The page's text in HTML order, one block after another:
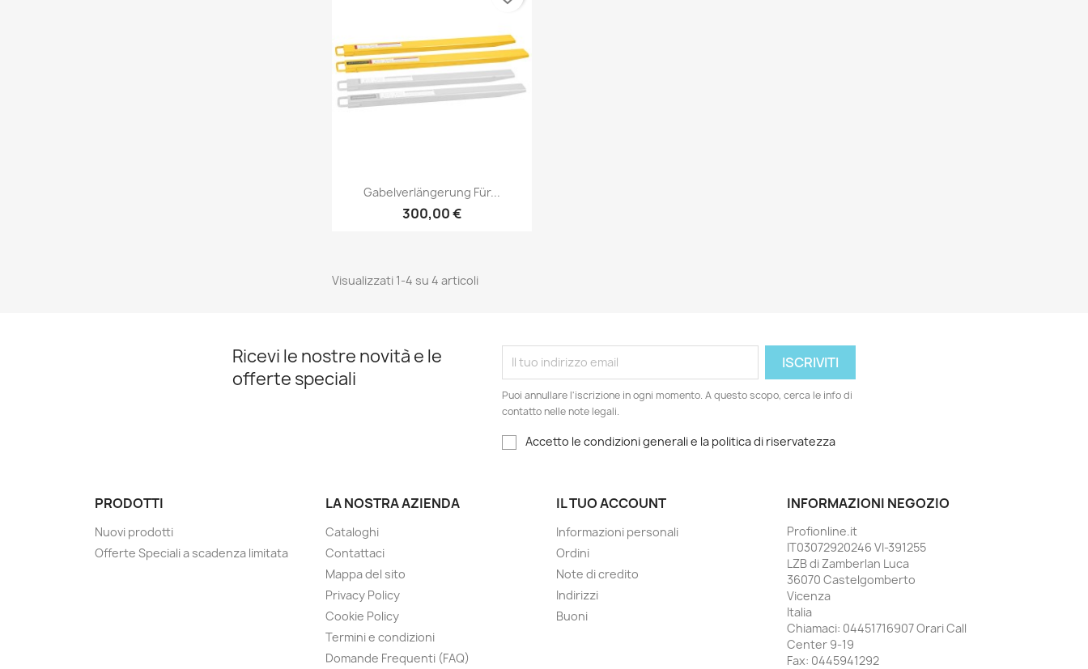
Anteprima
Gabelverlängerung Für...
300,00 €
Visualizzati 1-4 su 4 articoli
Ricevi le nostre novità e le
offerte speciali
Puoi annullare l'iscrizione in ogni momento. A questo scopo, cerca le info di
contatto nelle note legali.
Accetto le condizioni generali e la politica di riservatezza
PRODOTTI
Nuovi prodotti
Offerte Speciali a scadenza limitata
LA NOSTRA AZIENDA
Cataloghi
Contattaci
Mappa del sito
Privacy Policy
Cookie Policy
Termini e condizioni
Domande Frequenti (FAQ)
IL TUO ACCOUNT
Informazioni personali
Ordini
Note di credito
Indirizzi
Buoni
INFORMAZIONI NEGOZIO
Profionline.it
IT03072920246 VI-391255
LZB di Zamberlan Luca
36070 Castelgomberto
Vicenza
Italia
Chiamaci: 04451716907 Orari Call
Center 9-19
Fax: 0445941292